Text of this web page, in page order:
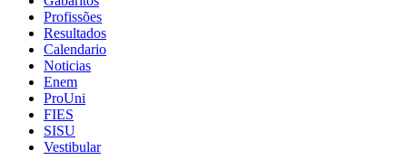
Profissões
Resultados
Calendario
Noticias
Enem
ProUni
FIES
SISU
Vestibular